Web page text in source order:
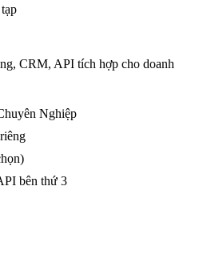
CRM, API tích hợp cho doanh
Nghiệp
bên thứ 3